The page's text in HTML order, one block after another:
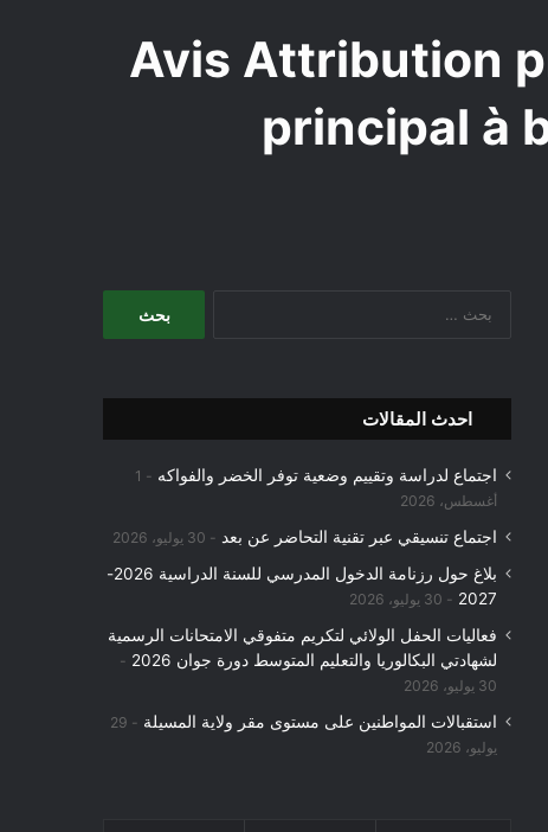
Avis Attribution
principal à
احدث المقالات
اجتماع لدراسة وتقييم وضعية توفر الخضر والفواكه
1
أغسطس، 2026
اجتماع تنسيقي عبر تقنية التحاضر عن بعد 30 يوليو، 2026
بلاغ حول رزنامة الدخول المدرسي للسنة الدراسية 2026-
2027
30 يوليو، 2026
فعاليات الحفل الولائي لتكريم متفوقي الامتحانات الرسمية
لشهادتي البكالوريا والتعليم المتوسط دورة جوان 2026
30 يوليو، 2026
استقبالات المواطنين على مستوى مقر ولاية المسيلة
29
يوليو، 2026